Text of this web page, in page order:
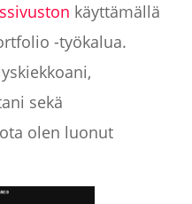
käyttämällä
-työkalua.
sekä
olen luonut